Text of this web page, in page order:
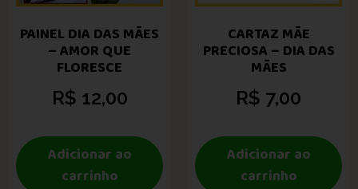
PAINEL DIA DAS MÃES
– AMOR QUE
FLORESCE
R$ 12,00
Adicionar ao
carrinho
CARTAZ MÃE
PRECIOSA – DIA DAS
MÃES
R$ 7,00
Adicionar ao
carrinho